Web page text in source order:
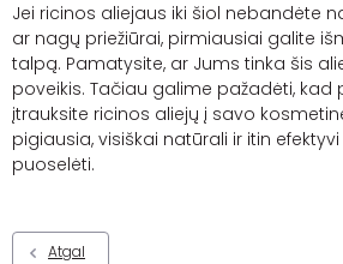
Jei ricinos aliejaus iki šiol nebandėte
ar nagų priežiūrai, pirmiausiai galite
talpą. Pamatysite, ar Jums tinka šis
poveikis. Tačiau galime pažadėti, kad
įtrauksite ricinos aliejų į savo
pigiausia, visiškai natūrali ir itin
puoselėti.
Atgal